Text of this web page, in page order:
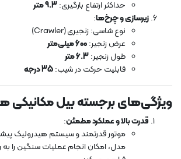
حداکثر ارتفاع بارگیری:9.3 متر
زیرسازی و چرخ‌ها:
نوع شاسی: زنجیری (Crawler)
عرض زنجیر:600 میلی‌متر
طول زنجیر:6.3 متر
قابلیت حرکت در شیب:35 درجه
ویژگی‌های برجسته بیل مکانیکی
قدرت بالا و عملکرد مطمئن:
موتور قدرتمند و سیستم هیدرولیک
مدل، امکان انجام عملیات سنگین را به